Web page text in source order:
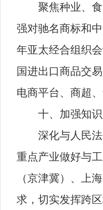
聚焦种业、食
强对驰名商标和
年亚太经合组织
国进出口商品交
电商平台、商超
十、加强知识
深化与人民法
重点产业做好与
（京津冀）、上
求，切实发挥跨